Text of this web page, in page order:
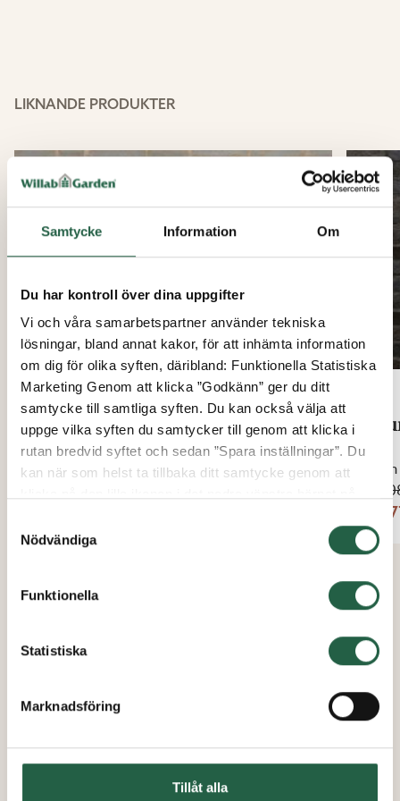
Samtycke Information Om
Du har kontroll över dina uppgifter
Vi och våra samarbetspartner använder tekniska
lösningar, bland annat kakor, för att inhämta information
om dig för olika syften, däribland: Funktionella Statistiska
Marketing Genom att klicka ”Godkänn” ger du ditt
samtycke till samtliga syften. Du kan också välja att
uppge vilka syften du samtycker till genom att klicka i
rutan bredvid syftet och sedan ”Spara inställningar”. Du
kan när som helst ta tillbaka ditt samtycke genom att
använder kakor och andra tekniska lösningar och hur vi
Ta reda på mer om cookies Googles sekretesspolicy
Nödvändiga
Funktionella
Statistiska
Marknadsföring
Tillåt alla
LIKNANDE PRODUKTER
15%
Murtegel Askeby
Från
Från
2
1